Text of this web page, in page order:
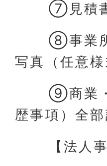
⑦見積書
⑧事業所
写真（任意様
⑨商業・法
歴事項）全
【法人事